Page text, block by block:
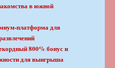
в южной
платформа для
800% бонус и
для выигрыша